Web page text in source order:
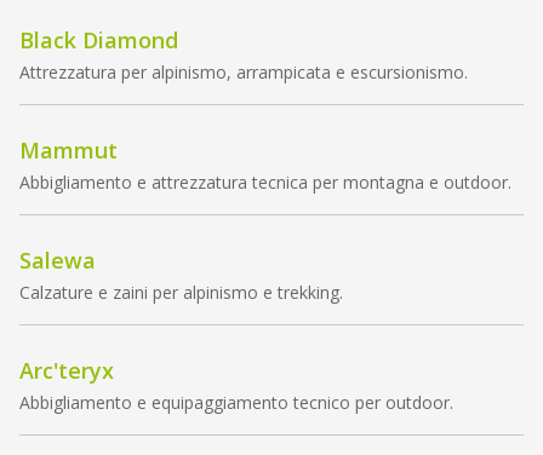
Black Diamond
Attrezzatura per alpinismo, arrampicata e escursionismo.
Mammut
Abbigliamento e attrezzatura tecnica per montagna e outdoor.
Salewa
Calzature e zaini per alpinismo e trekking.
Arc'teryx
Abbigliamento e equipaggiamento tecnico per outdoor.